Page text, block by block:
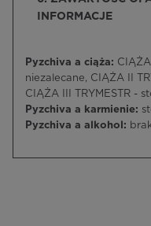
INFORMACJE
Pyzchiva a ciąża:
niezalecane, CIĄŻA II
CIĄŻA III TRYMESTR -
Pyzchiva a karmienie:
Pyzchiva a alkohol: